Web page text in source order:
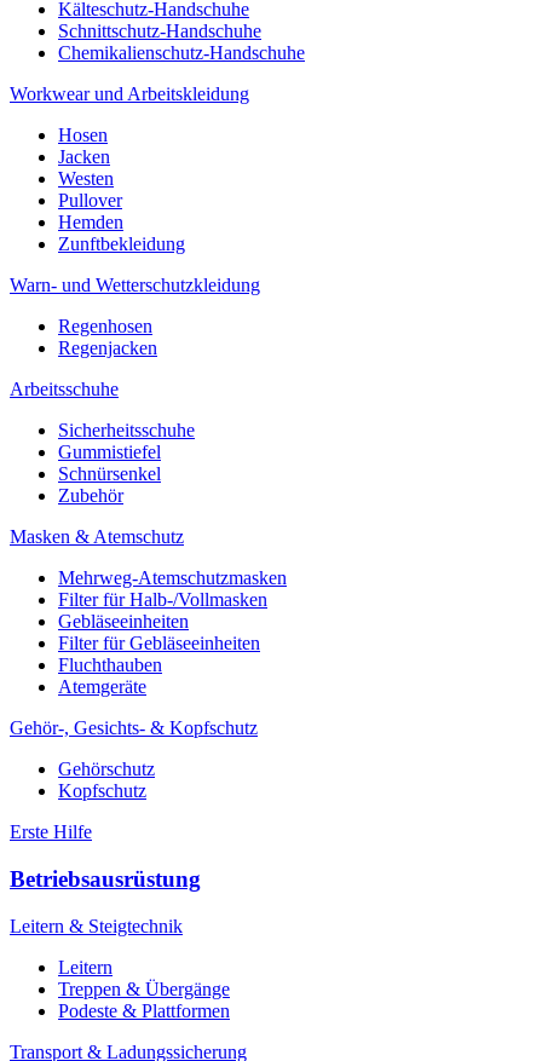
Kälteschutz-Handschuhe
Schnittschutz-Handschuhe
Chemikalienschutz-Handschuhe
Workwear und Arbeitskleidung
Hosen
Jacken
Westen
Pullover
Hemden
Zunftbekleidung
Warn- und Wetterschutzkleidung
Regenhosen
Regenjacken
Arbeitsschuhe
Sicherheitsschuhe
Gummistiefel
Schnürsenkel
Zubehör
Masken & Atemschutz
Mehrweg-Atemschutzmasken
Filter für Halb-/Vollmasken
Gebläseeinheiten
Filter für Gebläseeinheiten
Fluchthauben
Atemgeräte
Gehör-, Gesichts- & Kopfschutz
Gehörschutz
Kopfschutz
Erste Hilfe
Betriebsausrüstung
Leitern & Steigtechnik
Leitern
Treppen & Übergänge
Podeste & Plattformen
Transport & Ladungssicherung